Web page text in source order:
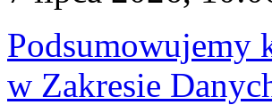
Podsumowujemy
w Zakresie